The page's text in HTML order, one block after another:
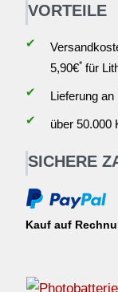
VORTEILE
✔
5,90€*für
✔
Lieferung
✔
über 50.000
SICHERE
Kauf auf